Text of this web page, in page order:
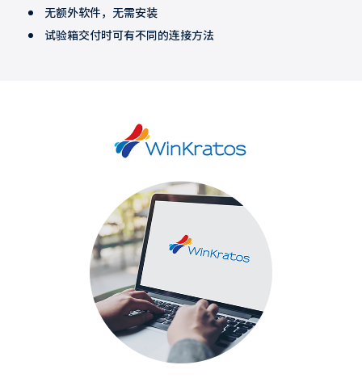
无额外软件，无需安装
试验箱交付时可有不同的连接方法